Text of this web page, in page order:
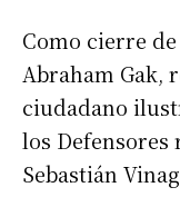
Como cierre
Abraham Gak,
ciudadano
los Defensores
Sebastián